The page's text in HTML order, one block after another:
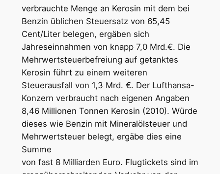
verbrauchte Menge an Kerosin mit dem bei
Benzin üblichen Steuersatz von 65,45
Cent/Liter belegen, ergäben sich
Jahreseinnahmen von knapp 7,0 Mrd.€. Die
Mehrwertsteuerbefreiung auf getanktes
Kerosin führt zu einem weiteren
Steuerausfall von 1,3 Mrd. €. Der Lufthansa-
Konzern verbraucht nach eigenen Angaben
8,46 Millionen Tonnen Kerosin (2010). Würde
dieses wie Benzin mit Mineralölsteuer und
Mehrwertsteuer belegt, ergäbe dies eine
Summe
von fast 8 Milliarden Euro. Flugtickets sind im